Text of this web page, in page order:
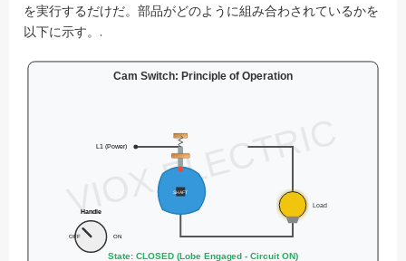
を実行するだけだ。部品がどのように組み合わされているかを
以下に示す。.